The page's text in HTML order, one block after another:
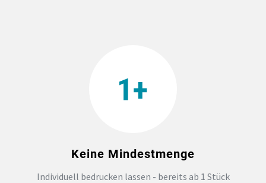
Keine Mindestmenge
Individuell bedrucken lassen - bereits ab 1 Stück